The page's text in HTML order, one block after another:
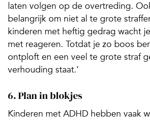
laten volgen op de overtreding.
belangrijk om niet al te grote
kinderen met heftig gedrag wacht
met reageren. Totdat je zo boos
ontploft en een veel te grote straf
verhouding staat.’
6. Plan in blokjes
Kinderen met ADHD hebben vaak